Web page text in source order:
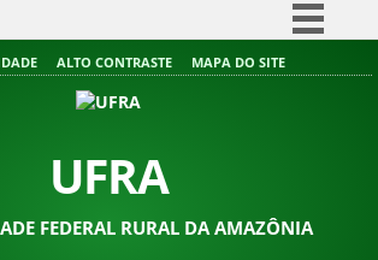
Simplifique!
Acesso à informação
ALTO CONTRASTE MAPA DO SITE
UFRA
FEDERAL RURAL DA AMAZÔNIA